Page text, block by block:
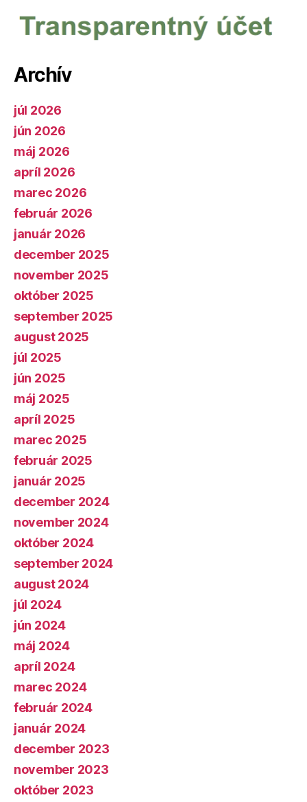
Archív
júl 2026
jún 2026
máj 2026
apríl 2026
marec 2026
február 2026
január 2026
december 2025
november 2025
október 2025
september 2025
august 2025
júl 2025
jún 2025
máj 2025
apríl 2025
marec 2025
február 2025
január 2025
december 2024
november 2024
október 2024
september 2024
august 2024
júl 2024
jún 2024
máj 2024
apríl 2024
marec 2024
február 2024
január 2024
december 2023
november 2023
október 2023